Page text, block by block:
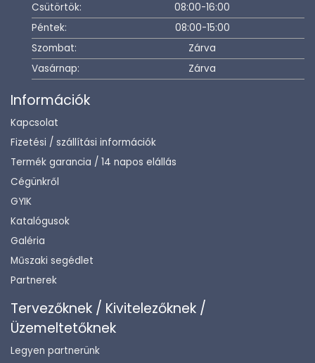
Csütörtök:
08:00-16:00
Péntek:
08:00-15:00
Szombat:
Zárva
Vasárnap:
Zárva
Információk
Kapcsolat
Fizetési / szállítási információk
Termék garancia / 14 napos elállás
Cégünkről
GYIK
Katalógusok
Galéria
Műszaki segédlet
Partnerek
Tervezőknek / Kivitelezőknek /
Üzemeltetőknek
Legyen partnerünk